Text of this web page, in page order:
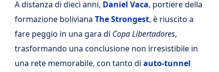
A distanza di dieci anni, Daniel Vaca, portiere della
formazione boliviana The Strongest, è riuscito a
fare peggio in una gara di Copa Libertadores,
trasformando una conclusione non irresistibile in
una rete memorabile, con tanto di auto-tunnel